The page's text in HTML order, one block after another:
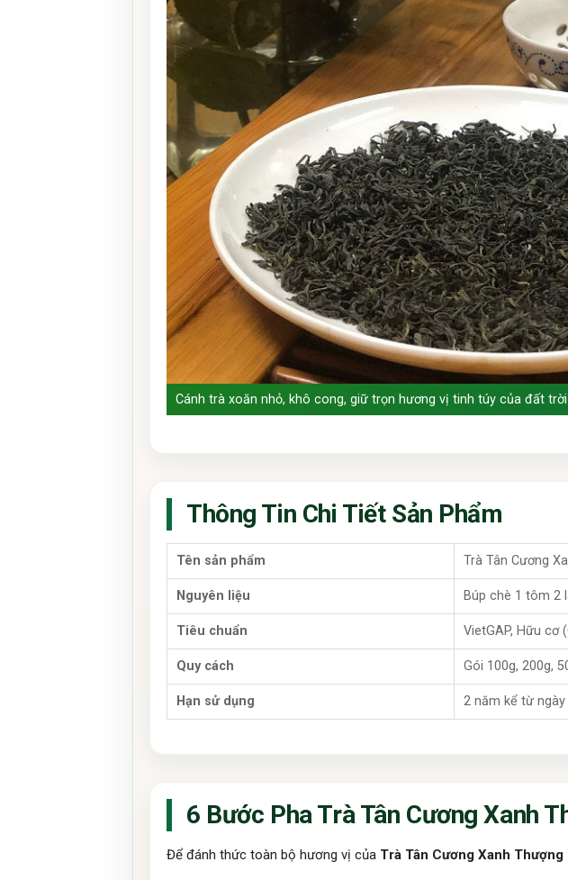
Cánh trà xoăn nhỏ, khô cong, giữ trọn hương vị tinh túy của đất trời
Thông Tin Chi Tiết Sản Phẩm
Tên sản phẩm Trà Tân Cương
Nguyên liệu Búp chè 1 tôm 2
Tiêu chuẩn VietGAP, Hữu cơ
Quy cách Gói 100g, 200g,
Hạn sử dụng 2 năm kể từ
6 Bước Pha Trà Tân Cương Xanh
Để đánh thức toàn bộ hương vị của Trà Tân Cương Xanh Thượng